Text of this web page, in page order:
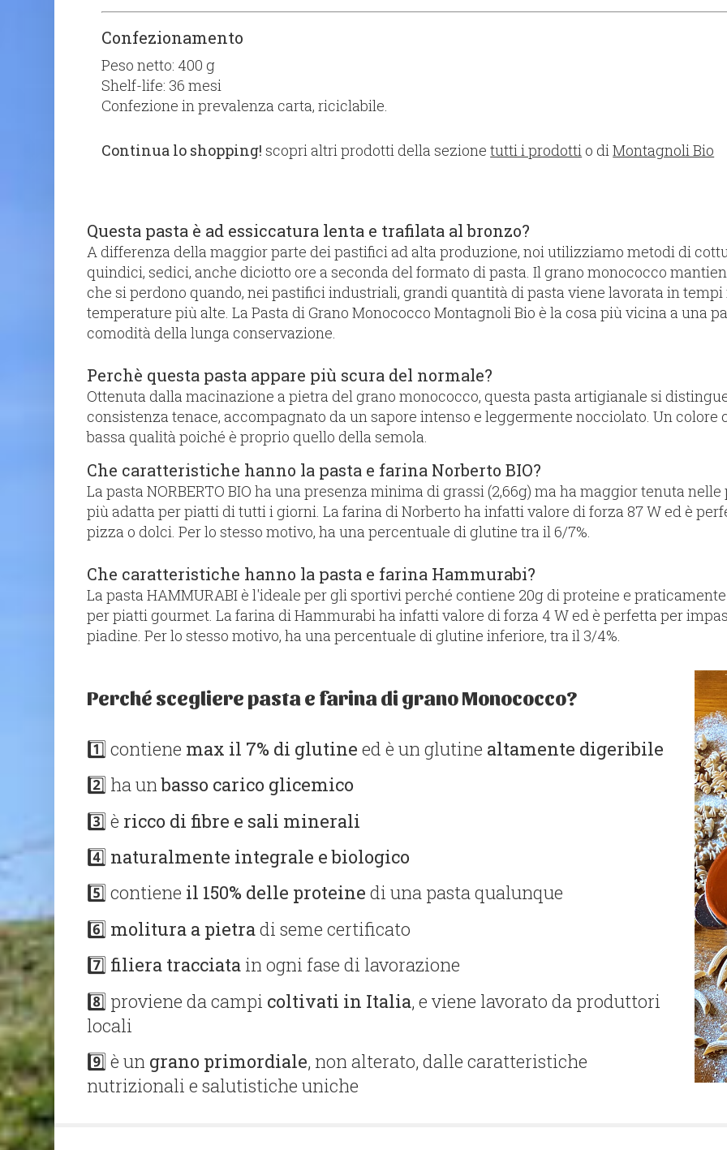
Confezionamento
Peso netto: 400 g
Shelf-life: 36 mesi
Confezione in prevalenza carta, riciclabile.
Continua lo shopping! scopri altri prodotti della sezionetutti i prodotti o diMontagnoli Bio
Questa pasta è ad essiccatura lenta e trafilata al bronzo?
A differenza della maggior parte dei pastifici ad alta produzione, noi utilizziamo metodi di
quindici, sedici, anche diciotto ore a seconda del formato di pasta. Il grano monococco
che si perdono quando, nei pastifici industriali, grandi quantità di pasta viene lavorata in
temperature più alte. La Pasta di Grano Monococco Montagnoli Bio è la cosa più vicina a una
comodità della lunga conservazione.
Perchè questa pasta appare più scura del normale?
Ottenuta dalla macinazione a pietra del grano monococco, questa pasta artigianale si
consistenza tenace, accompagnato da un sapore intenso e leggermente nocciolato. Un
bassa qualità poiché è proprio quello della semola.
Che caratteristiche hanno la pasta e farina Norberto BIO?
La pasta NORBERTO BIO ha una presenza minima di grassi (2,66g) ma ha maggior tenuta
più adatta per piatti di tutti i giorni. La farina di Norberto ha infatti valore di forza 87 W ed è
pizza o dolci. Per lo stesso motivo, ha una percentuale di glutine tra il 6/7%.
Che caratteristiche hanno la pasta e farina Hammurabi?
La pasta HAMMURABI è l'ideale per gli sportivi perché contiene 20g di proteine e
per piatti gourmet. La farina di Hammurabi ha infatti valore di forza 4 W ed è perfetta per
piadine. Per lo stesso motivo, ha una percentuale di glutine inferiore, tra il 3/4%.
Perché scegliere pasta e farina di grano Monococco?
1️⃣ contiene max il 7% di glutineed è un glutine altamente digeribile
2️⃣ ha unbasso carico glicemico
3️⃣ è ricco di fibre e sali minerali
4️⃣ naturalmente integrale e biologico
5️⃣ contiene il 150% delle proteinedi una pasta qualunque
6️⃣ molitura a pietradi seme certificato
7️⃣ filiera tracciata in ogni fase di lavorazione
8️⃣ proviene da campi coltivati in Italia, e viene lavorato da produttori
locali
9️⃣ è un grano primordiale, non alterato, dalle caratteristiche
nutrizionali e salutistiche uniche